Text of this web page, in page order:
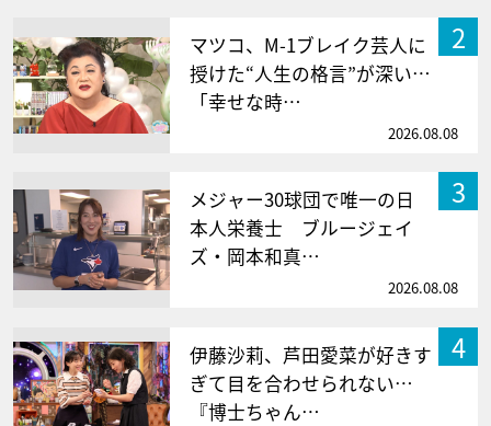
2
マツコ、M-1ブレイク芸人に
授けた“人生の格言”が深い…
「幸せな時…
2026.08.08
3
メジャー30球団で唯一の日
本人栄養士 ブルージェイ
ズ・岡本和真…
2026.08.08
4
伊藤沙莉、芦田愛菜が好きす
ぎて目を合わせられない…
『博士ちゃん…